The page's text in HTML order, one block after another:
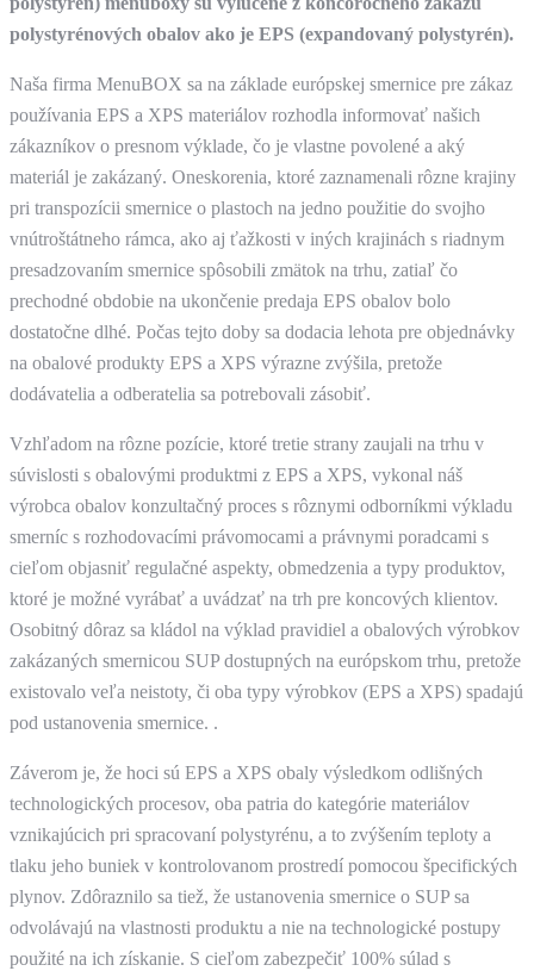
polystyrénových obalov ako je EPS (expandovaný polystyrén).
Naša firma MenuBOX sa na základe európskej smernice pre zákaz
používania EPS a XPS materiálov rozhodla informovať našich
zákazníkov o presnom výklade, čo je vlastne povolené a aký
materiál je zakázaný. Oneskorenia, ktoré zaznamenali rôzne krajiny
pri transpozícii smernice o plastoch na jedno použitie do svojho
vnútroštátneho rámca, ako aj ťažkosti v iných krajinách s riadnym
presadzovaním smernice spôsobili zmätok na trhu, zatiaľ čo
prechodné obdobie na ukončenie predaja EPS obalov bolo
dostatočne dlhé. Počas tejto doby sa dodacia lehota pre objednávky
na obalové produkty EPS a XPS výrazne zvýšila, pretože
dodávatelia a odberatelia sa potrebovali zásobiť.
Vzhľadom na rôzne pozície, ktoré tretie strany zaujali na trhu v
súvislosti s obalovými produktmi z EPS a XPS, vykonal náš
výrobca obalov konzultačný proces s rôznymi odborníkmi výkladu
smerníc s rozhodovacími právomocami a právnymi poradcami s
cieľom objasniť regulačné aspekty, obmedzenia a typy produktov,
ktoré je možné vyrábať a uvádzať na trh pre koncových klientov.
Osobitný dôraz sa kládol na výklad pravidiel a obalových výrobkov
zakázaných smernicou SUP dostupných na európskom trhu, pretože
existovalo veľa neistoty, či oba typy výrobkov (EPS a XPS) spadajú
pod ustanovenia smernice. .
Záverom je, že hoci sú EPS a XPS obaly výsledkom odlišných
technologických procesov, oba patria do kategórie materiálov
vznikajúcich pri spracovaní polystyrénu, a to zvýšením teploty a
tlaku jeho buniek v kontrolovanom prostredí pomocou špecifických
plynov. Zdôraznilo sa tiež, že ustanovenia smernice o SUP sa
odvolávajú na vlastnosti produktu a nie na technologické postupy
použité na ich získanie. S cieľom zabezpečiť 100% súlad s